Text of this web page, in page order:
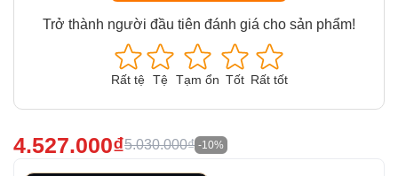
Trở thành người đầu tiên đánh giá cho sản phẩm!
Rất tệ Tệ Tạm ổn Tốt Rất tốt
4.527.000₫5.030.000₫ -10%